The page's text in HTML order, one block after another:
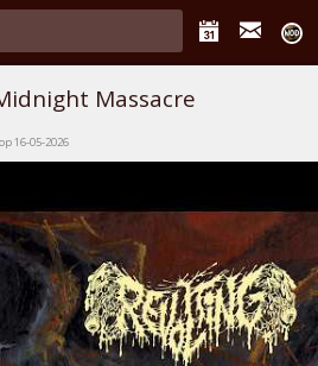
Massacre
op 16-05-2026